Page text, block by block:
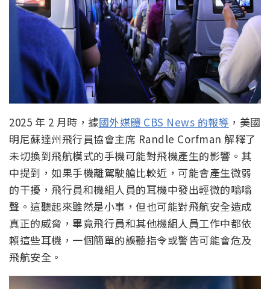
2025 年 2 月時，據國外媒體 CBS News 的報導 ，美國
明尼蘇達州飛行員協會主席 Randle Corfman 解釋了
未切換到飛航模式的手機可能對飛機產生的影響。其
中提到，如果手機離駕駛艙比較近，可能會產生微弱
的干擾，飛行員和機組人員的耳機中發出輕微的嗡嗡
聲。這聽起來雖然是小事，但也可能對飛航安全造成
真正的威脅，畢竟飛行員和其他機組人員工作中都依
賴這些耳機，一個簡單的誤聽指令或警告可能會危及
飛航安全。